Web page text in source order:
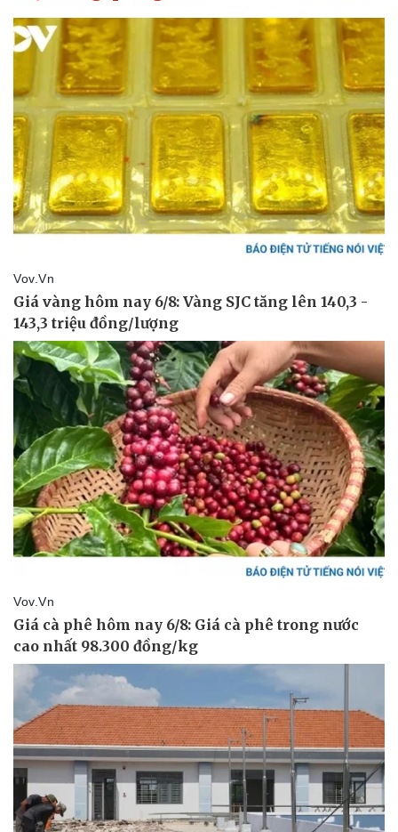
Bất động sản
Khởi nghiệp
Tiêu dùng
Tỷ giá
Chứng khoán
Giá cà phê